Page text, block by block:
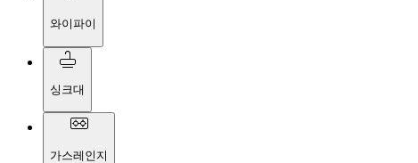
와이파이
싱크대
가스레인지